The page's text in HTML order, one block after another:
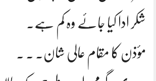
شکر ادا کیا جائے وہ کم ہے.
مؤذن کا مقام عالی شان۔ ۔ ۔